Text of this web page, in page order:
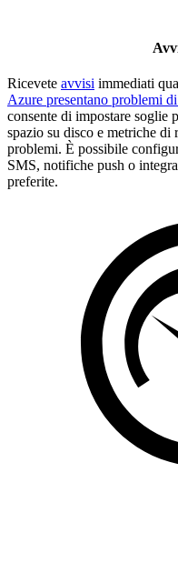
Ricevete avvisi immediati
Azure presentano problemi
consente di impostare soglie
spazio su disco e metriche di
problemi. È possibile
SMS, notifiche push o
preferite.